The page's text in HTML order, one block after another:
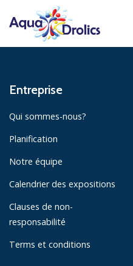
Entreprise
Qui sommes-nous?
Planification
Notre équipe
Calendrier des expositions
Clauses de non-
responsabilité
Terms et conditions